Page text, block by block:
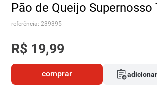
Pão de Queijo
referência:239395
R$ 19,99
comprar